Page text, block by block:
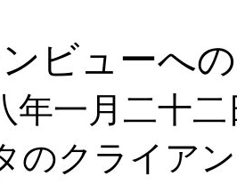
ビューへ
一月二十
のクライア